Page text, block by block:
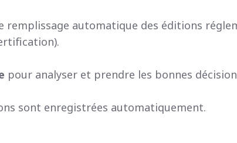
remplissage automatique des éditions
pour analyser et prendre les bonnes
sont enregistrées automatiquement.